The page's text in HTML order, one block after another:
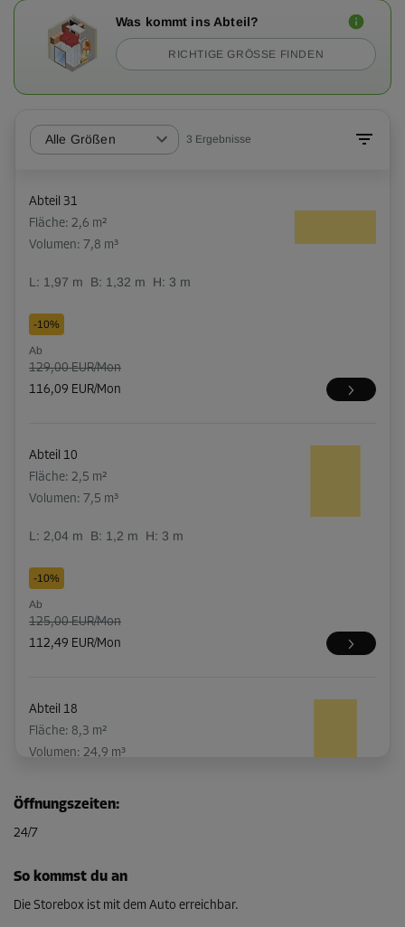
Was kommt ins Abteil?
RICHTIGE GRÖSSE FINDEN
Alle Größen 3 Ergebnisse
Abteil 31
Fläche: 2,6 m²
Volumen: 7,8 m³
L: 1,97 m B: 1,32 m H: 3 m
-10%
Ab
129,00 EUR/Mon
116,09 EUR/Mon
Abteil 10
Fläche: 2,5 m²
Volumen: 7,5 m³
L: 2,04 m B: 1,2 m H: 3 m
-10%
Ab
125,00 EUR/Mon
112,49 EUR/Mon
Abteil 18
Fläche: 8,3 m²
Volumen: 24,9 m³
-15%
306,00 EUR/Mon
260,09 EUR/Mon
Öffnungszeiten:
24/7
So kommst du an
Die Storebox ist mit dem Auto erreichbar.